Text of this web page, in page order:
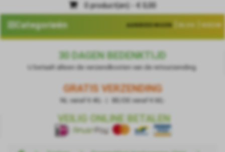
0 product(en) - € 0,00
Categorieën | |
30 DAGEN BEDENKTIJD
U betaalt alleen de verzendkosten van de retourzending.
GRATIS VERZENDING
NL vanaf € 40,- | BE/DE vanaf € 60,-
VEILIG ONLINE BETALEN